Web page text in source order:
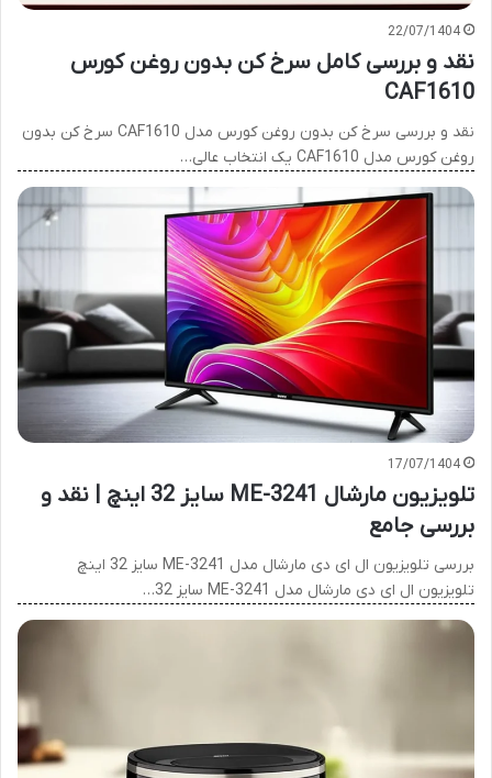
22/07/1404
نقد و بررسی کامل سرخ کن بدون روغن کورس
CAF1610
نقد و بررسی سرخ کن بدون روغن کورس مدل CAF1610 سرخ کن بدون
روغن کورس مدل CAF1610 یک انتخاب عالی…
17/07/1404
تلویزیون مارشال ME-3241 سایز 32 اینچ | نقد و
بررسی جامع
بررسی تلویزیون ال ای دی مارشال مدل ME-3241 سایز 32 اینچ
تلویزیون ال ای دی مارشال مدل ME-3241 سایز 32…